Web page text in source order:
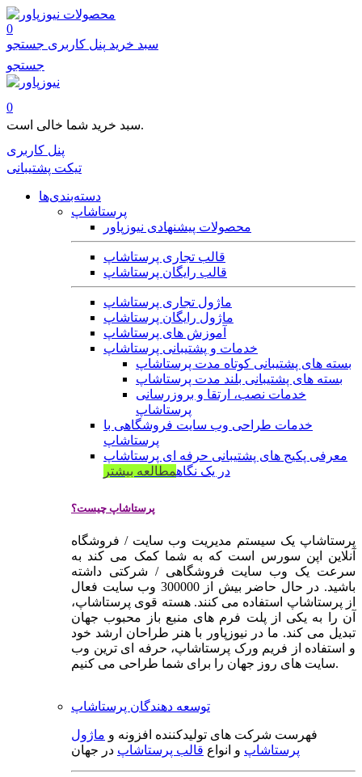
محصولات
0
سبد خرید پنل کاربری جستجو
جستجو
0
سبد خرید شما خالی است.
پنل کاربری
تیکت پشتیبانی
دسته‌بندی‌ها
پرستاشاپ
محصولات پیشنهادی نیوزپاور
قالب تجاری پرستاشاپ
قالب رایگان پرستاشاپ
ماژول تجاری پرستاشاپ
ماژول رایگان پرستاشاپ
آموزش های پرستاشاپ
خدمات و پشتیبانی پرستاشاپ
بسته های پشتیبانی کوتاه مدت پرستاشاپ
بسته های پشتیبانی بلند مدت پرستاشاپ
خدمات نصب، ارتقا و بروزرسانی
پرستاشاپ
خدمات طراحی وب سایت فروشگاهی با
پرستاشاپ
معرفی پکیج های پشتیبانی حرفه ای پرستاشاپ
در یک نگاهمطالعه بیشتر
پرستاشاپ چیست؟
پرستاشاپ یک سیستم مدیریت وب سایت / فروشگاه
آنلاین اپن سورس است که به شما کمک می کند به
سرعت یک وب سایت فروشگاهی / شرکتی داشته
باشید. در حال حاضر بیش از 300000 وب سایت فعال
از پرستاشاپ استفاده می کنند. هسته قوی پرستاشاپ،
آن را به یکی از پلت فرم های منبع باز محبوب جهان
تبدیل می کند. ما در نیوزپاور با هنر طراحان ارشد خود
و استفاده از فریم ورک پرستاشاپ، حرفه ای ترین وب
سایت های روز جهان را برای شما طراحی می کنیم.
توسعه دهندگان پرستاشاپ
فهرست شرکت های تولیدکننده افزونه و ماژول
پرستاشاپ و انواع قالب پرستاشاپ در جهان